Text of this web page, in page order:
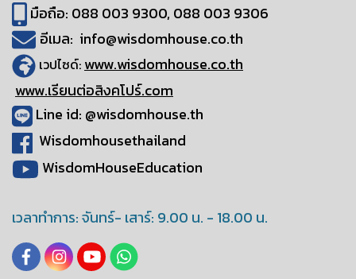
มือถือ: 088 003 9300, 088 003 9306
อีเมล: info@wisdomhouse.co.th
เวปไซด์: www.wisdomhouse.co.th
www.เรียนต่อสิงคโปร์.com
Line id: @wisdomhouse.th
Wisdomhousethailand
WisdomHouseEducation
เวลาทำการ: จันทร์- เสาร์: 9.00 น. - 18.00 น.